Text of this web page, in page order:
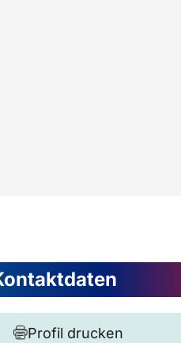
Profil drucken